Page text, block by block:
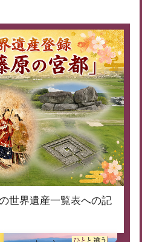
世界遺産一覧表への記